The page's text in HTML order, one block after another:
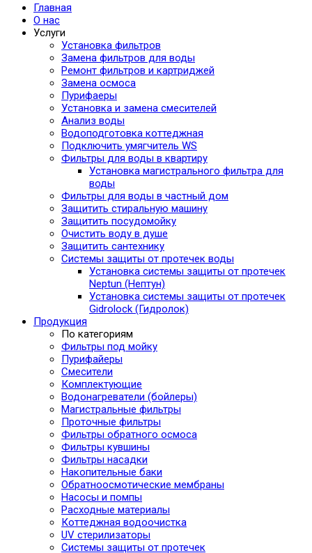
Главная
О нас
Услуги
Установка фильтров
Замена фильтров для воды
Ремонт фильтров и картриджей
Замена осмоса
Пурифаеры
Установка и замена смесителей
Анализ воды
Водоподготовка коттеджная
Подключить умягчитель WS
Фильтры для воды в квартиру
Установка магистрального фильтра для
воды
Фильтры для воды в частный дом
Защитить стиральную машину
Защитить посудомойку
Очистить воду в душе
Защитить сантехнику
Системы защиты от протечек воды
Установка системы защиты от протечек
Neptun (Нептун)
Установка системы защиты от протечек
Gidrolock (Гидролок)
Продукция
По категориям
Фильтры под мойку
Пурифайеры
Смесители
Комплектующие
Водонагреватели (бойлеры)
Магистральные фильтры
Проточные фильтры
Фильтры обратного осмоса
Фильтры кувшины
Фильтры насадки
Накопительные баки
Обратноосмотические мембраны
Насосы и помпы
Расходные материалы
Коттеджная водоочистка
UV стерилизаторы
Системы защиты от протечек